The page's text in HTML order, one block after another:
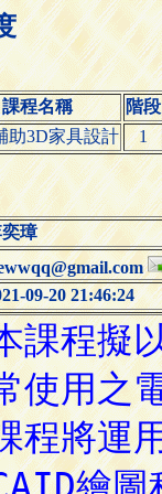
課程名稱 階段
助3D家具設計 1
璋
09-20 21:46:24